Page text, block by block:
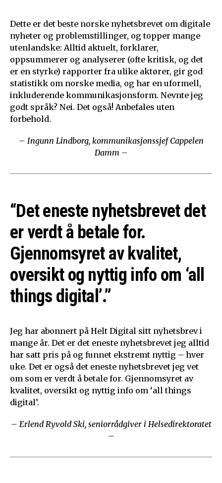
Dette er det beste norske nyhetsbrevet om digitale
nyheter og problemstillinger, og topper mange
utenlandske: Alltid aktuelt, forklarer,
oppsummerer og analyserer (ofte kritisk, og det
er en styrke) rapporter fra ulike aktører, gir god
statistikk om norske media, og har en uformell,
inkluderende kommunikasjonsform. Nevnte jeg
godt språk? Nei. Det også! Anbefales uten
forbehold.
– Ingunn Lindborg, kommunikasjonssjef Cappelen
Damm –
“Det eneste nyhetsbrevet det
er verdt å betale for.
Gjennomsyret av kvalitet,
oversikt og nyttig info om ‘all
things digital’.”
Jeg har abonnert på Helt Digital sitt nyhetsbrev i
mange år. Det er det eneste nyhetsbrevet jeg alltid
har satt pris på og funnet ekstremt nyttig – hver
uke. Det er også det eneste nyhetsbrevet jeg vet
om som er verdt å betale for. Gjennomsyret av
kvalitet, oversikt og nyttig info om ‘all things
digital’.
– Erlend Ryvold Ski, seniorrådgiver i Helsedirektoratet
–